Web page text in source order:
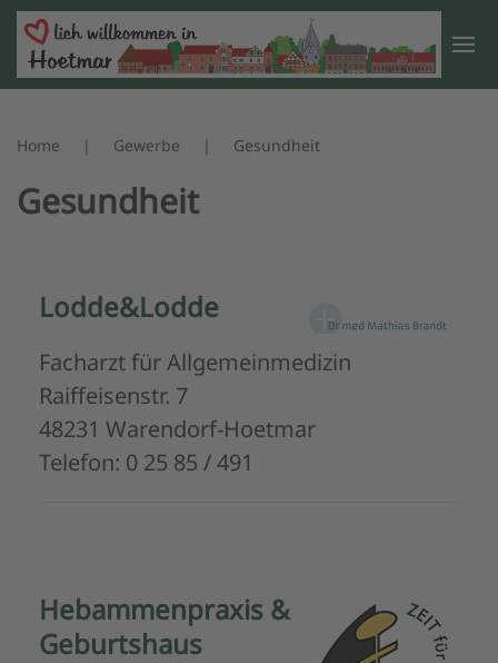
Zum Hauptinhalt springen
Home Gewerbe Gesundheit
Gesundheit
Lodde&Lodde
Facharzt für Allgemeinmedizin
Raiffeisenstr. 7
48231 Warendorf-Hoetmar
Telefon: 0 25 85 / 491
Hebammenpraxis &
Geburtshaus